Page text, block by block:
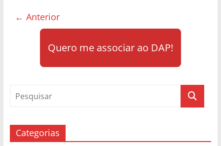
← Anterior
Quero me associar ao DAP!
Categorias